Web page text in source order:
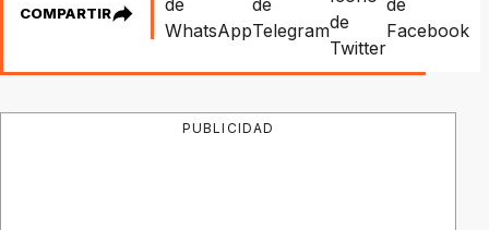
COMPARTIR
PUBLICIDAD